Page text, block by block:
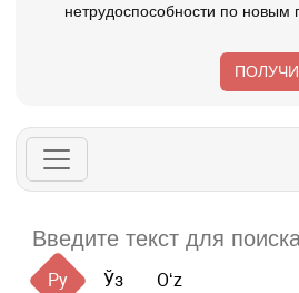
нетрудоспособности по новым
Ру Ўз Oʻz